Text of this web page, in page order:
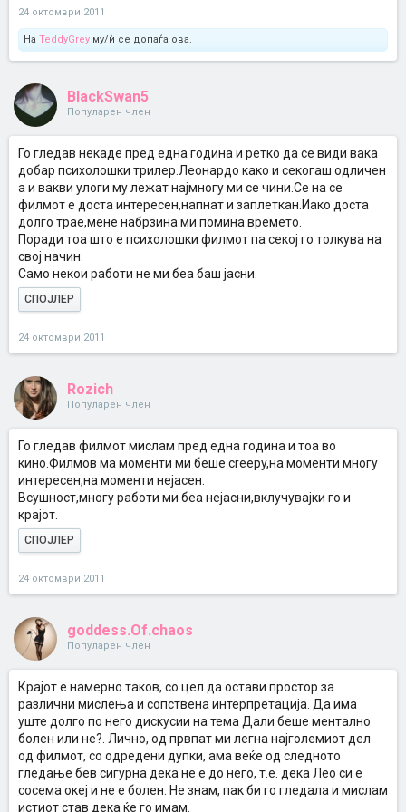
24 октомври 2011
На TeddyGrey му/ѝ се допаѓа ова.
BlackSwan5
Популарен член
Го гледав некаде пред една година и ретко да се види вака
добар психолошки трилер.Леонардо како и секогаш одличен
а и вакви улоги му лежат најмногу ми се чини.Се на се
филмот е доста интересен,напнат и заплеткан.Иако доста
долго трае,мене набрзина ми помина времето.
Поради тоа што е психолошки филмот па секој го толкува на
свој начин.
Само некои работи не ми беа баш јасни.
СПОЈЛЕР
24 октомври 2011
Rozich
Популарен член
Го гледав филмот мислам пред една година и тоа во
кино.Филмов ма моменти ми беше creepy,на моменти многу
интересен,на моменти нејасен.
Всушност,многу работи ми беа нејасни,вклучувајки го и
крајот.
СПОЈЛЕР
24 октомври 2011
goddess.Of.chaos
Популарен член
Крајот е намерно таков, со цел да остави простор за
различни мислења и сопствена интерпретација. Да има
уште долго по него дискусии на тема Дали беше ментално
болен или не?. Лично, од првпат ми легна најголемиот дел
од филмот, со одредени дупки, ама веќе од следното
гледање бев сигурна дека не е до него, т.е. дека Лео си е
сосема океј и не е болен. Не знам, пак би го гледала и мислам
истиот став дека ќе го имам.